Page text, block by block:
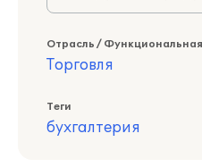
Отрасль /
Торговля
Теги
бухгалтерия